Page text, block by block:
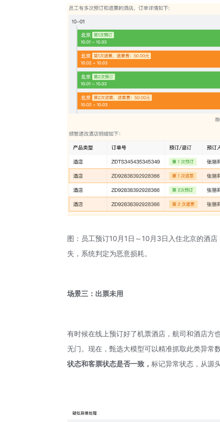
图：员工预订10月1日～10月3日入住北京的酒
失，系统判定为恶意损耗。
场景三：出票未用
有时候在线上预订好了机票酒店，航司和酒店方
无门。现在，甄选大模型可以精准抓取此类异常
状态和客票状态是否一致，标记异常状态，从源